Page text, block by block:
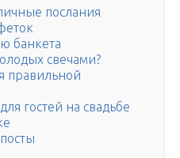
послания
банкета
свечами?
правильной
гостей на свадьбе